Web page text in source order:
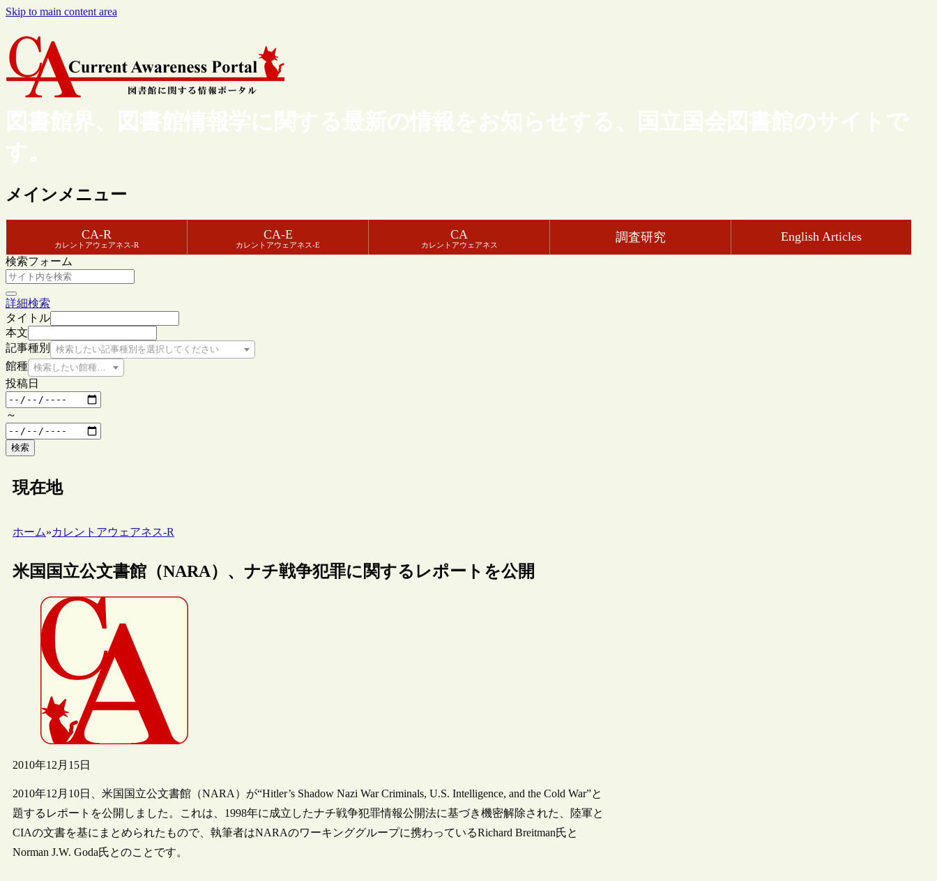
Skip to main content area
図書館界、図書館情報学に関する最新の情報をお知らせする、国立国会図書館のサイトで
す。
メインメニュー
CA-R
カレントアウェアネス-R
CA-E
カレントアウェアネス-E
CA
カレントアウェアネス
調査研究 English Articles
検索フォーム
詳細検索
タイトル
本文
記事種別
検索したい記事種別を選択してください
館種 検索したい館種を選択してください
投稿日
～
検索
現在地
ホーム»カレントアウェアネス-R
米国国立公文書館（NARA）、ナチ戦争犯罪に関するレポートを公開
2010年12月15日
2010年12月10日、米国国立公文書館（NARA）が“Hitler’s Shadow Nazi War Criminals, U.S. Intelligence, and the Cold War”と
題するレポートを公開しました。これは、1998年に成立したナチ戦争犯罪情報公開法に基づき機密解除された、陸軍と
CIAの文書を基にまとめられたもので、執筆者はNARAのワーキンググループに携わっているRichard Breitman氏と
Norman J.W. Goda氏とのことです。